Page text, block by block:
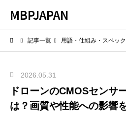
MBPJAPAN
記事一覧 用語・仕組み・スペッ
2026.05.31
ドローンのCMOSセンサ
は？画質や性能への影響